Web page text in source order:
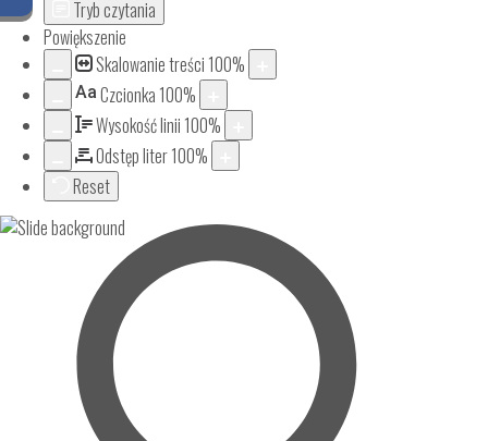
Tryb czytania
Powiększenie
Skalowanie treści 100%
Aa Czcionka 100%
Wysokość linii 100%
Odstęp liter100%
Reset